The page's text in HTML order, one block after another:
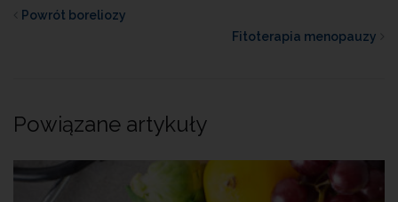
Powrót boreliozy
Fitoterapia menopauzy
Powiązane artykuły